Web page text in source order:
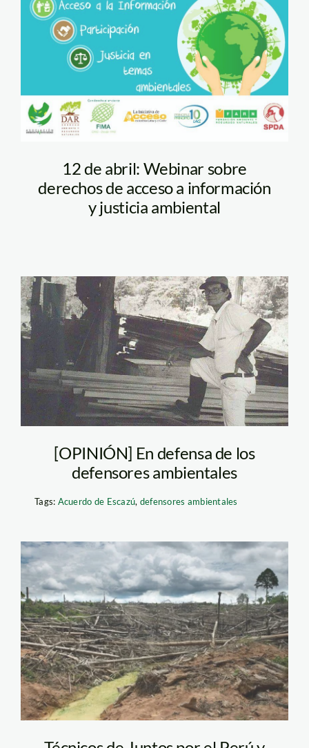
escazu
12 de abril: Webinar sobre
derechos de acceso a información
y justicia ambiental
defensoresambientales
[OPINIÓN] En defensa de los
defensores ambientales
Tags: Acuerdo de Escazú, defensores ambientales
deforestación-
thomas-müller